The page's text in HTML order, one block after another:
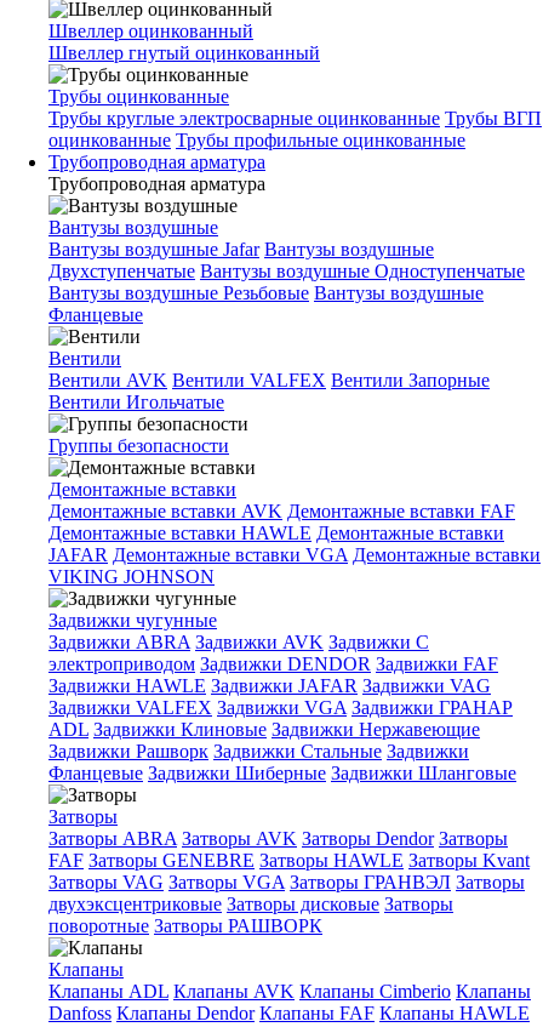
Швеллер оцинкованный
Швеллер гнутый оцинкованный
Трубы оцинкованные
Трубы круглые электросварные оцинкованные Трубы ВГП
оцинкованные Трубы профильные оцинкованные
Трубопроводная арматура
Трубопроводная арматура
Вантузы воздушные
Вантузы воздушные Jafar Вантузы воздушные
Двухступенчатые Вантузы воздушные Одноступенчатые
Вантузы воздушные Резьбовые Вантузы воздушные
Фланцевые
Вентили
Вентили AVK Вентили VALFEX Вентили Запорные
Вентили Игольчатые
Группы безопасности
Демонтажные вставки
Демонтажные вставки AVK Демонтажные вставки FAF
Демонтажные вставки HAWLE Демонтажные вставки
JAFAR Демонтажные вставки VGA Демонтажные вставки
VIKING JOHNSON
Задвижки чугунные
Задвижки ABRA Задвижки AVK Задвижки C
электроприводом Задвижки DENDOR Задвижки FAF
Задвижки HAWLE Задвижки JAFAR Задвижки VAG
Задвижки VALFEX Задвижки VGA Задвижки ГРАНАР
ADL Задвижки Клиновые Задвижки Нержавеющие
Задвижки Рашворк Задвижки Стальные Задвижки
Фланцевые Задвижки Шиберные Задвижки Шланговые
Затворы
Затворы ABRA Затворы AVK Затворы Dendor Затворы
FAF Затворы GENEBRE Затворы HAWLE Затворы Kvant
Затворы VAG Затворы VGA Затворы ГРАНВЭЛ Затворы
двухэксцентриковые Затворы дисковые Затворы
поворотные Затворы РАШВОРК
Клапаны
Клапаны ADL Клапаны AVK Клапаны Cimberio Клапаны
Danfoss Клапаны Dendor Клапаны FAF Клапаны HAWLE